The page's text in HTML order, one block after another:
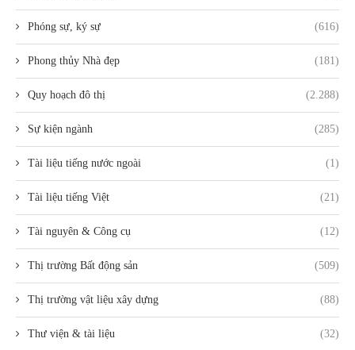
Phóng sự, ký sự (616)
Phong thủy Nhà đẹp (181)
Quy hoạch đô thị (2.288)
Sự kiện ngành (285)
Tài liệu tiếng nước ngoài (1)
Tài liệu tiếng Việt (21)
Tài nguyên & Công cụ (12)
Thị trường Bất động sản (509)
Thị trường vật liệu xây dựng (88)
Thư viện & tài liệu (32)